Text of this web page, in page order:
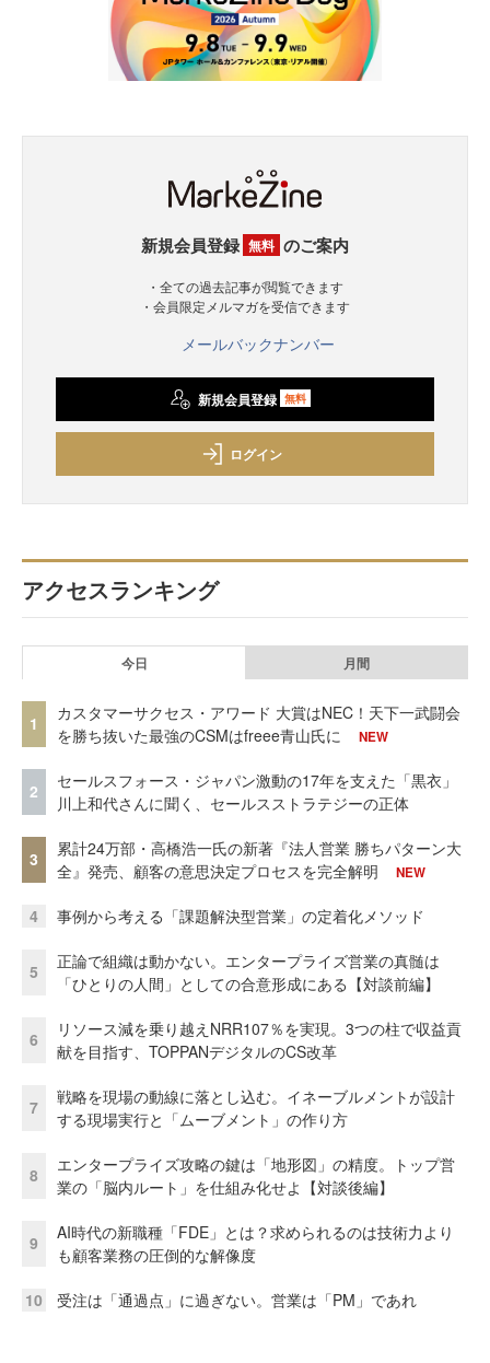
新規会員登録 無料 のご案内
・全ての過去記事が閲覧できます
・会員限定メルマガを受信できます
メールバックナンバー
新規会員登録 無料
ログイン
アクセスランキング
今日 月間
1
カスタマーサクセス・アワード 大賞はNEC！天下一武闘会
を勝ち抜いた最強のCSMはfreee青山氏に
NEW
2
セールスフォース・ジャパン激動の17年を支えた「黒衣」
川上和代さんに聞く、セールスストラテジーの正体
3
累計24万部・高橋浩一氏の新著『法人営業 勝ちパターン大
全』発売、顧客の意思決定プロセスを完全解明
NEW
4 事例から考える「課題解決型営業」の定着化メソッド
5
正論で組織は動かない。エンタープライズ営業の真髄は
「ひとりの人間」としての合意形成にある【対談前編】
6
リソース減を乗り越えNRR107％を実現。3つの柱で収益貢
献を目指す、TOPPANデジタルのCS改革
7
戦略を現場の動線に落とし込む。イネーブルメントが設計
する現場実行と「ムーブメント」の作り方
8
エンタープライズ攻略の鍵は「地形図」の精度。トップ営
業の「脳内ルート」を仕組み化せよ【対談後編】
9
AI時代の新職種「FDE」とは？求められるのは技術力より
も顧客業務の圧倒的な解像度
10 受注は「通過点」に過ぎない。営業は「PM」であれ